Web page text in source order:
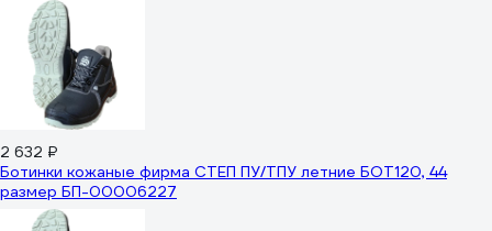
2 632 ₽
Ботинки кожаные фирма СТЕП ПУ/ТПУ летние БОТ120, 44
размер БП-00006227